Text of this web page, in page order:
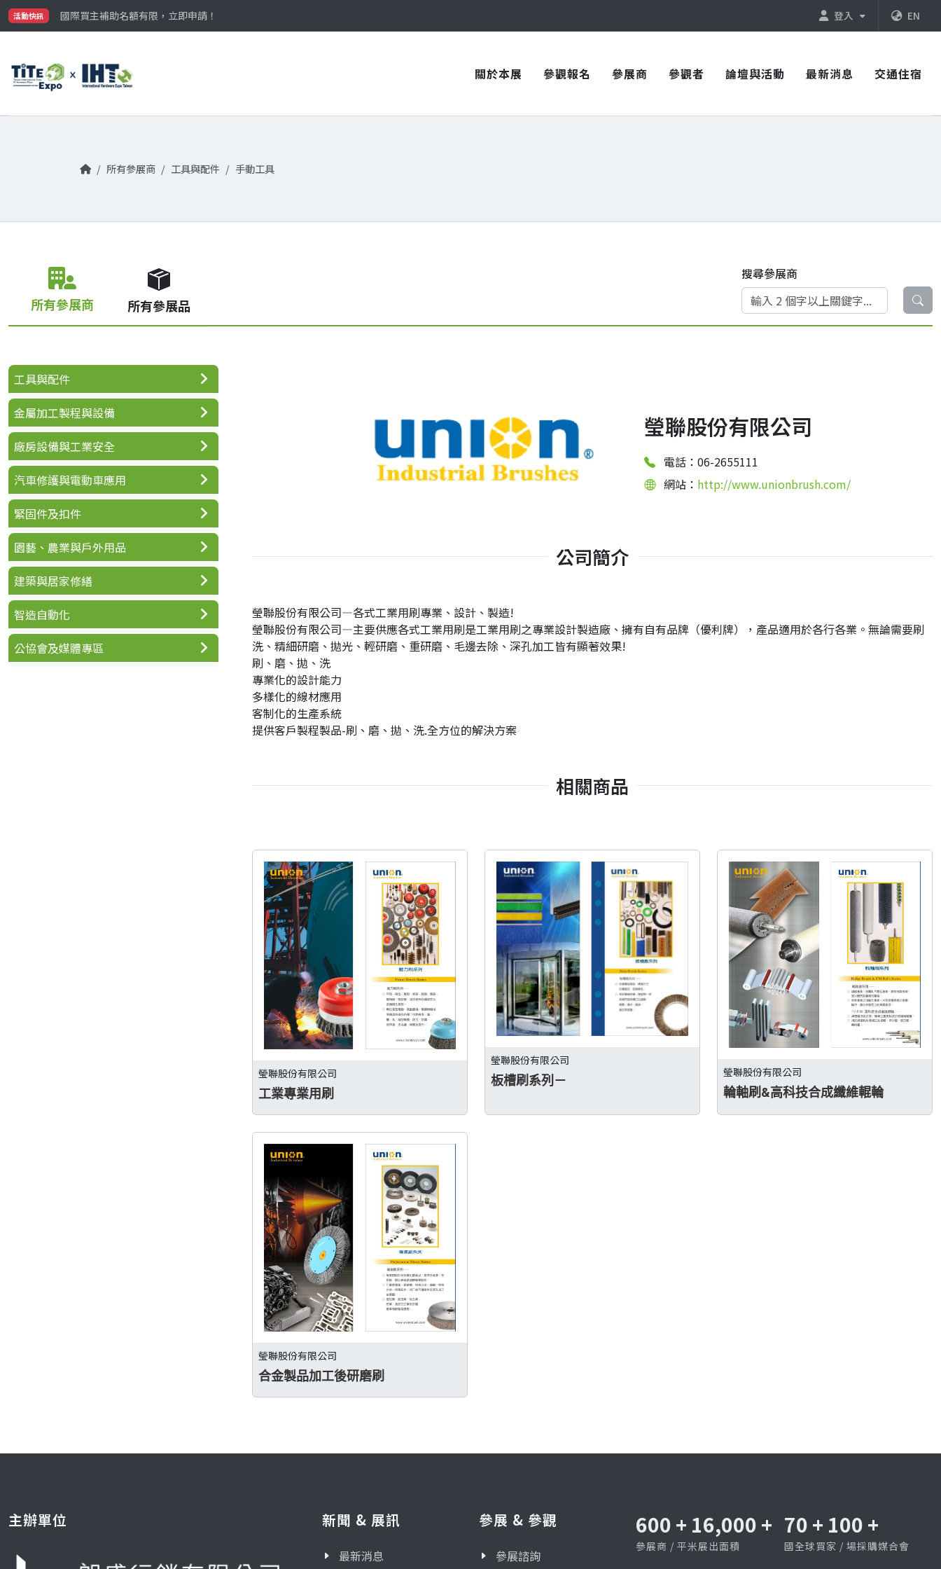
活動快訊
國際買主補助名額有限，立即申請！
參觀門票開放申請中‼️
登入 EN
關於本展 參觀報名 參展商 參觀者 論壇與活動 最新消息 交通住宿
所有參展商 工具與配件 手動工具
所有參展商 所有參展品
搜尋參展商
瑩聯股份有限公司
電話：06-2655111
網站： http://www.unionbrush.com/
公司簡介
瑩聯股份有限公司—各式工業用刷專業、設計、製造!
瑩聯股份有限公司—主要供應各式工業用刷是工業用刷之專業設計製造廠、擁有自有品牌（優利牌），產品適用於各行各業。無論需要刷
洗、精細研磨、拋光、輕研磨、重研磨、毛邊去除、深孔加工皆有顯著效果!
刷、磨、拋、洗
專業化的設計能力
多樣化的線材應用
客制化的生產系統
提供客戶製程製品-刷、磨、拋、洗.全方位的解決方案
相關商品
瑩聯股份有限公司
工業專業用刷
瑩聯股份有限公司
板槽刷系列－
瑩聯股份有限公司
輪軸刷&高科技合成纖維輥輪
瑩聯股份有限公司
合金製品加工後研磨刷
工具與配件
金屬加工製程與設備
廠房設備與工業安全
汽車修護與電動車應用
緊固件及扣件
園藝、農業與戶外用品
建築與居家修繕
智造自動化
公協會及媒體專區
主辦單位 新聞 & 展訊
最新消息
參展 & 參觀
參展諮詢
600 + 16,000 +
參展商 / 平米展出面積
70 + 100 +
國全球買家 / 場採購媒合會